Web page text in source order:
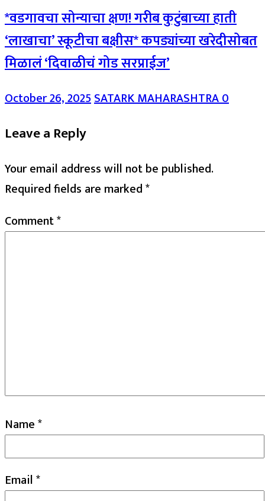
*वडगावचा सोन्याचा क्षण! गरीब कुटुंबाच्या हाती
‘लाखाचा’ स्कूटीचा बक्षीस* कपड्यांच्या खरेदीसोबत
मिळालं ‘दिवाळीचं गोड सरप्राईज’
October 26, 2025SATARK MAHARASHTRA0
Leave a Reply
Your email address will not be published.
Required fields are marked*
Comment*
Name*
Email*